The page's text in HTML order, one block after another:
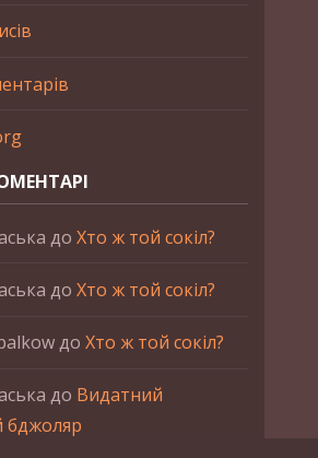
до Хто ж той сокіл?
до Хто ж той сокіл?
до Хто ж той сокіл?
до Видатний
бджоляр